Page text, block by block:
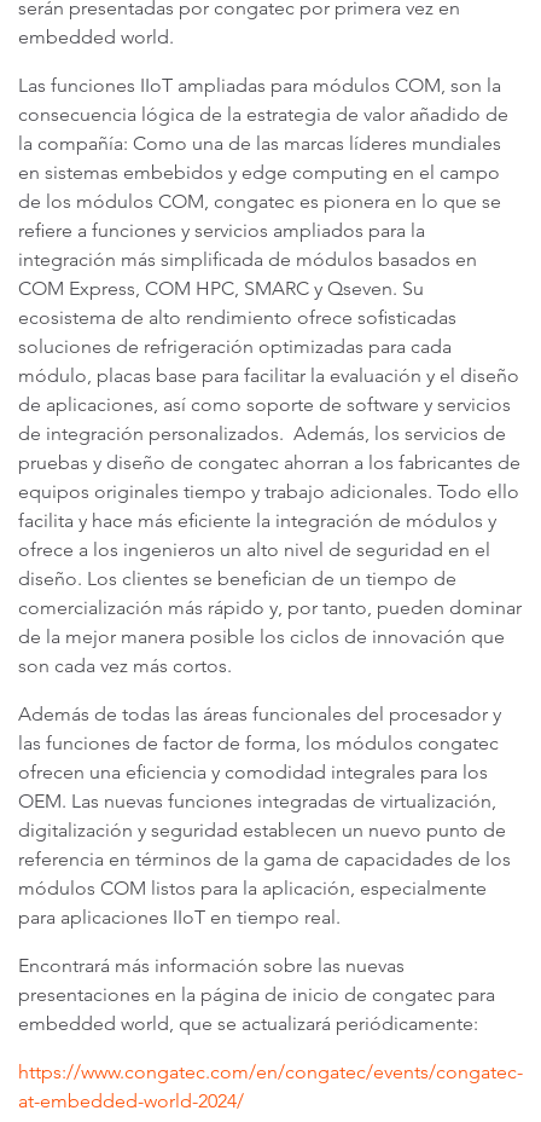
serán presentadas por congatec por primera vez en
embedded world.
Las funciones IIoT ampliadas para módulos COM, son la
consecuencia lógica de la estrategia de valor añadido de
la compañía: Como una de las marcas líderes mundiales
en sistemas embebidos y edge computing en el campo
de los módulos COM, congatec es pionera en lo que se
refiere a funciones y servicios ampliados para la
integración más simplificada de módulos basados en
COM Express, COM HPC, SMARC y Qseven. Su
ecosistema de alto rendimiento ofrece sofisticadas
soluciones de refrigeración optimizadas para cada
módulo, placas base para facilitar la evaluación y el diseño
de aplicaciones, así como soporte de software y servicios
de integración personalizados. Además, los servicios de
pruebas y diseño de congatec ahorran a los fabricantes de
equipos originales tiempo y trabajo adicionales. Todo ello
facilita y hace más eficiente la integración de módulos y
ofrece a los ingenieros un alto nivel de seguridad en el
diseño. Los clientes se benefician de un tiempo de
comercialización más rápido y, por tanto, pueden dominar
de la mejor manera posible los ciclos de innovación que
son cada vez más cortos.
Además de todas las áreas funcionales del procesador y
las funciones de factor de forma, los módulos congatec
ofrecen una eficiencia y comodidad integrales para los
OEM. Las nuevas funciones integradas de virtualización,
digitalización y seguridad establecen un nuevo punto de
referencia en términos de la gama de capacidades de los
módulos COM listos para la aplicación, especialmente
para aplicaciones IIoT en tiempo real.
Encontrará más información sobre las nuevas
presentaciones en la página de inicio de congatec para
embedded world, que se actualizará periódicamente:
https://www.congatec.com/en/congatec/events/congatec-
at-embedded-world-2024/